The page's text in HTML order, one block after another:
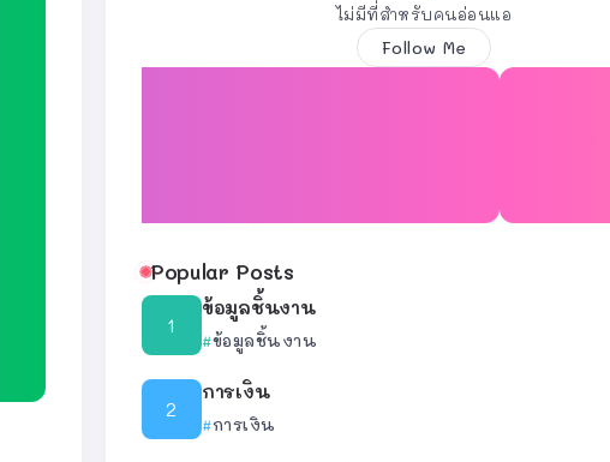
ไม่มีที่สำหรับคนอ่อนแอ
Follow Me
Popular Posts
ข้อมูลชิ้นงาน
ข้อมูลชิ้นงาน
การเงิน
การเงิน